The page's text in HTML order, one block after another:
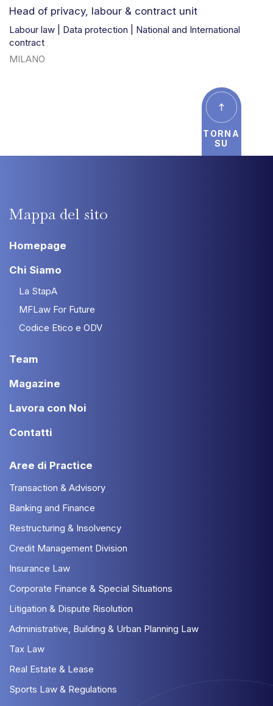
Head of privacy, labour & contract unit
Labour law | Data protection | National and International
contract
MILANO
TORNA
SU
Mappa del sito
Homepage
Chi Siamo
La StapA
MFLaw For Future
Codice Etico e ODV
Team
Magazine
Lavora con Noi
Contatti
Aree di Practice
Transaction & Advisory
Banking and Finance
Restructuring & Insolvency
Credit Management Division
Insurance Law
Corporate Finance & Special Situations
Litigation & Dispute Risolution
Administrative, Building & Urban Planning Law
Tax Law
Real Estate & Lease
Sports Law & Regulations